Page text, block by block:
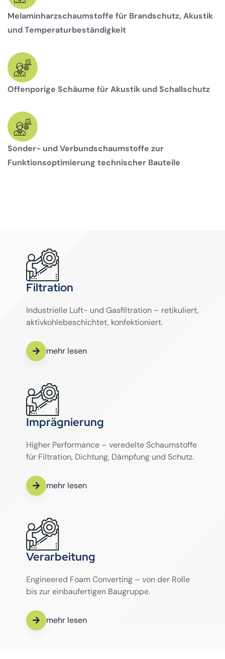
Melaminharzschaumstoffe für Brandschutz, Akustik
und Temperaturbeständigkeit
Offenporige Schäume für Akustik und Schallschutz
Sonder- und Verbundschaumstoffe zur
Funktionsoptimierung technischer Bauteile
Filtration
Industrielle Luft- und Gasfiltration – retikuliert,
aktivkohlebeschichtet, konfektioniert.
mehr lesen
Imprägnierung
Higher Performance – veredelte Schaumstoffe
für Filtration, Dichtung, Dämpfung und Schutz.
mehr lesen
Verarbeitung
Engineered Foam Converting – von der Rolle
bis zur einbaufertigen Baugruppe.
mehr lesen